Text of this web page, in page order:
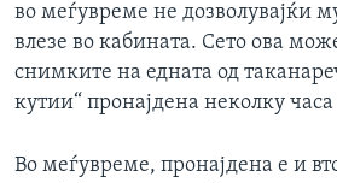
во меѓувреме не дозволувајќи
влезе во кабината. Сето ова
снимките на едната од
кутии“ пронајдена неколку
Во меѓувреме, пронајдена е и